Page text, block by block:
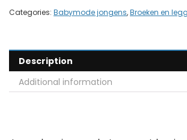
Categories: Babymode jongens,Broeken en
Description
Additional information